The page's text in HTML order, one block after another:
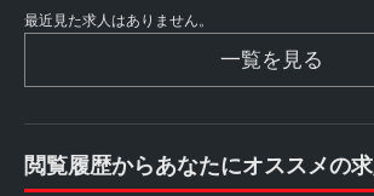
最近見た求人はありません。
一覧を見る
閲覧履歴からあなたにオススメの